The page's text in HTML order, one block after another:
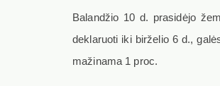
Balandžio 10 d. prasidėjo
deklaruoti iki birželio 6 d.,
mažinama 1 proc.